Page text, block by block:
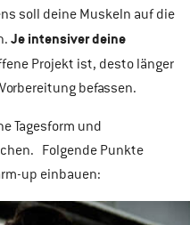
soll deine Muskeln auf die
Je intensiver deine
Projekt ist, desto länger
befassen.
Tagesform und
Folgende Punkte
up einbauen: